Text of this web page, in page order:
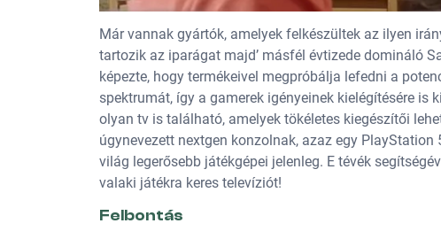
Már vannak gyártók, amelyek felkészültek az ilyen
tartozik az iparágat majd’ másfél évtizede domináló
képezte, hogy termékeivel megpróbálja lefedni a
spektrumát, így a gamerek igényeinek kielégítésére
olyan tv is található, amelyek tökéletes kiegészítői
úgynevezett nextgen konzolnak, azaz egy PlayStation
világ legerősebb játékgépei jelenleg. E tévék
valaki játékra keres televíziót!
Felbontás